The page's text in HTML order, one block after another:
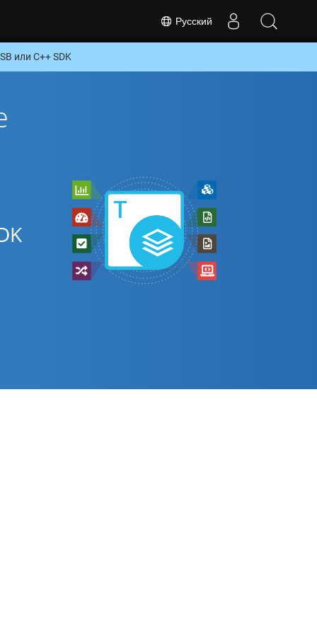
Русский
или C++ SDK